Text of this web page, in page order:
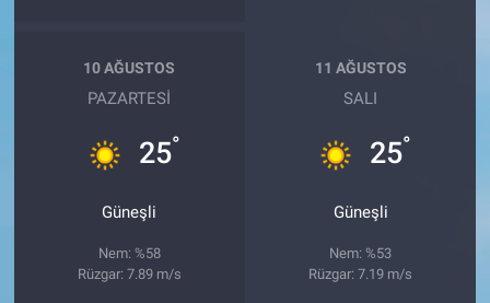
10 AĞUSTOS
PAZARTESI
25°
Güneşli
Nem: %58
Rüzgar: 7.89 m/s
11 AĞUSTOS
SALI
25°
Güneşli
Nem: %53
Rüzgar: 7.19 m/s